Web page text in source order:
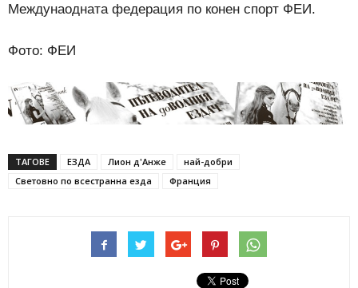
Междунаодната федерация по конен спорт ФЕИ.
Фото: ФЕИ
ТАГОВЕ ЕЗДА Лион д'Анже
най-добри
Световно по всестранна езда
Франция